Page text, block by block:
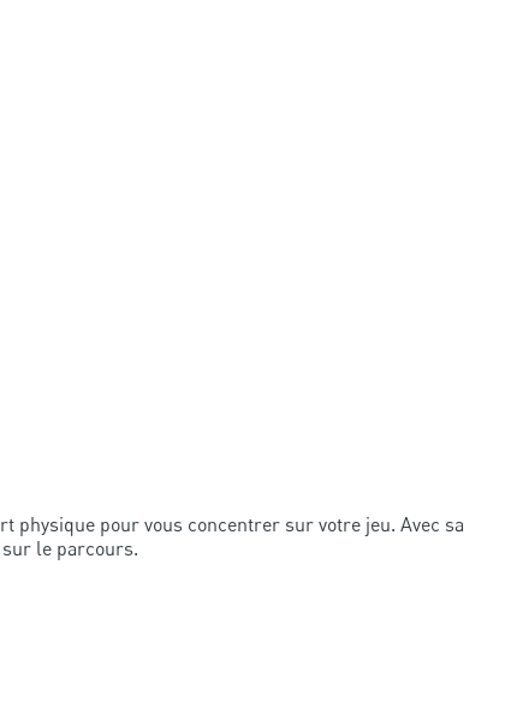
physique pour vous concentrer sur votre jeu. Avec sa
le parcours.